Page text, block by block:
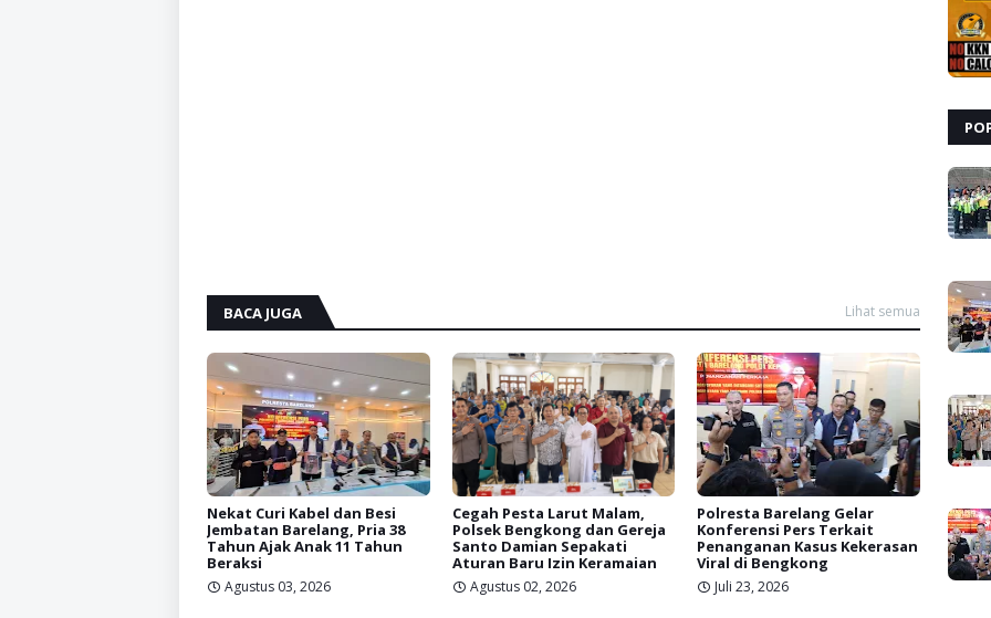
BACA JUGA Lihat semua
Nekat Curi Kabel dan Besi
Jembatan Barelang, Pria 38
Tahun Ajak Anak 11 Tahun
Beraksi
Agustus 03, 2026
Cegah Pesta Larut Malam,
Polsek Bengkong dan Gereja
Santo Damian Sepakati
Aturan Baru Izin Keramaian
Agustus 02, 2026
Polresta Barelang Gelar
Konferensi Pers Terkait
Penanganan Kasus Kekerasan
Viral di Bengkong
Juli 23, 2026